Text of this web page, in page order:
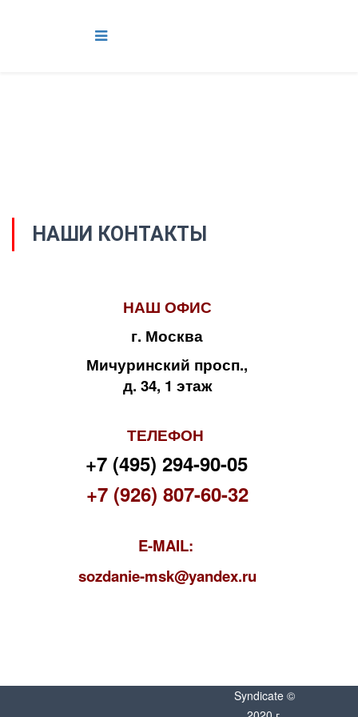
НАШИ КОНТАКТЫ
НАШ ОФИС
г. Москва
Мичуринский просп.,
д. 34, 1 этаж
ТЕЛЕФОН
+7 (495) 294-90-05
+7 (926) 807-60-32
E-MAIL:
sozdanie-msk@yandex.ru
Syndicate ©